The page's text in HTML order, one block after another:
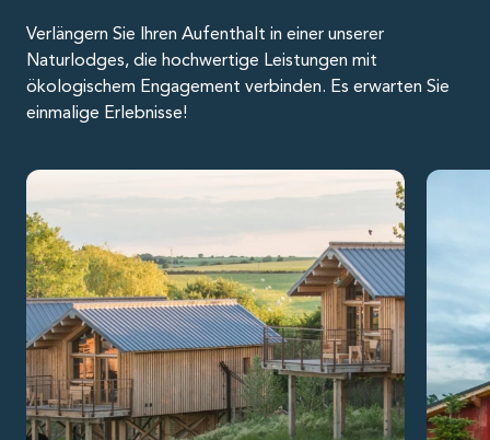
Verlängern Sie Ihren Aufenthalt in einer unserer
Naturlodges, die hochwertige Leistungen mit
ökologischem Engagement verbinden. Es erwarten Sie
einmalige Erlebnisse!